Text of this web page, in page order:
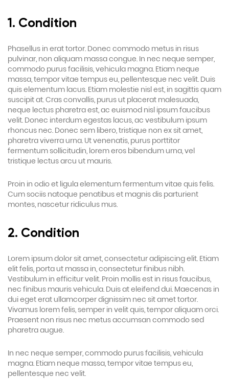
1. Condition
Phasellus in erat tortor. Donec commodo metus in risus
pulvinar, non aliquam massa congue. In nec neque semper,
commodo purus facilisis, vehicula magna. Etiam neque
massa, tempor vitae tempus eu, pellentesque nec velit. Duis
quis elementum lacus. Etiam molestie nisl est, in sagittis quam
suscipit at. Cras convallis, purus ut placerat malesuada,
neque lectus pharetra est, ac euismod nisl ipsum faucibus
velit. Donec interdum egestas lacus, ac vestibulum ipsum
rhoncus nec. Donec sem libero, tristique non ex sit amet,
pharetra viverra urna. Ut venenatis, purus porttitor
fermentum sollicitudin, lorem eros bibendum urna, vel
tristique lectus arcu ut mauris.
Proin in odio et ligula elementum fermentum vitae quis felis.
Cum sociis natoque penatibus et magnis dis parturient
montes, nascetur ridiculus mus.
2. Condition
Lorem ipsum dolor sit amet, consectetur adipiscing elit. Etiam
elit felis, porta ut massa in, consectetur finibus nibh.
Vestibulum in efficitur velit. Proin mollis est in risus faucibus,
nec finibus mauris vehicula. Duis at eleifend dui. Maecenas in
dui eget erat ullamcorper dignissim nec sit amet tortor.
Vivamus lorem felis, semper in velit quis, tempor aliquam orci.
Praesent non risus nec metus accumsan commodo sed
pharetra augue.
In nec neque semper, commodo purus facilisis, vehicula
magna. Etiam neque massa, tempor vitae tempus eu,
pellentesque nec velit.